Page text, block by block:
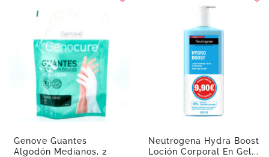
Genove Guantes
Algodón Medianos, 2
Neutrogena Hydra Boost
Loción Corporal En Gel...